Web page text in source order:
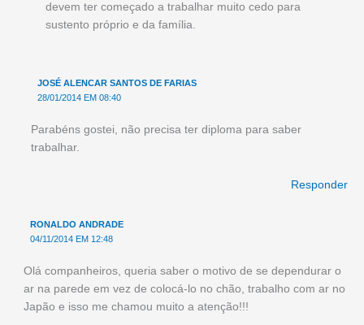
devem ter começado a trabalhar muito cedo para
sustento próprio e da família.
JOSÉ ALENCAR SANTOS DE FARIAS
28/01/2014 EM 08:40
Parabéns gostei, não precisa ter diploma para saber
trabalhar.
Responder
RONALDO ANDRADE
04/11/2014 EM 12:48
Olá companheiros, queria saber o motivo de se dependurar o
ar na parede em vez de colocá-lo no chão, trabalho com ar no
Japão e isso me chamou muito a atenção!!!